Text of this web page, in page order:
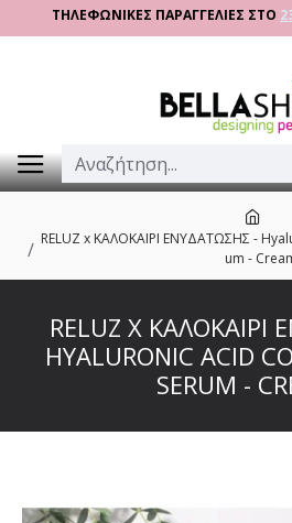
ΤΗΛΕΦΩΝΙΚΕΣ ΠΑΡΑΓΓΕΛΙΕΣ ΣΤΟ
RELUZ x ΚΑΛΟΚΑΙΡΙ ΕΝΥΔΑΤΩΣΗΣ -
um -
RELUZ X
HYALURONIC ACID
SERUM -